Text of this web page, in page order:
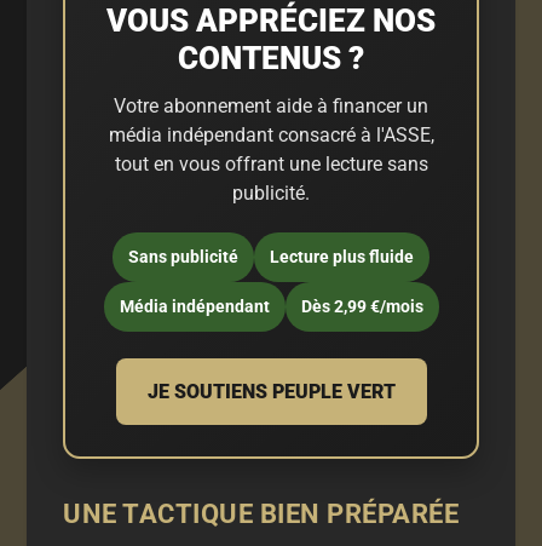
VOUS APPRÉCIEZ NOS
CONTENUS ?
Votre abonnement aide à financer un
média indépendant consacré à l'ASSE,
tout en vous offrant une lecture sans
publicité.
Sans publicité Lecture plus fluide
Média indépendant Dès 2,99 €/mois
JE SOUTIENS PEUPLE VERT
UNE TACTIQUE BIEN PRÉPARÉE